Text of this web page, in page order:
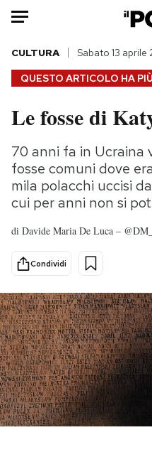
HOME
Italia
Politica
Tecnologia
Internet
Economia
PODCAST
NEWSLETTER
QUESTO ARTICOLO HA
CULTURA Sabato 13 aprile
Le fosse di
70 anni fa in Ucraina
fosse comuni dove
mila polacchi uccisi
cui per anni non si
di Davide Maria De Luca –
Condividi